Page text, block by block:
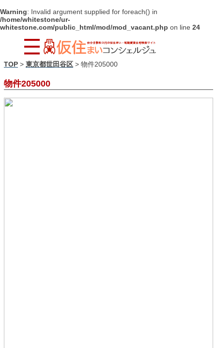
Warning: Invalid argument supplied for foreach() in
/home/whitestone/ur-
whitestone.com/public_html/mod/mod_vacant.php on line 24
TOP > 東京都世田谷区 > 物件205000
物件205000